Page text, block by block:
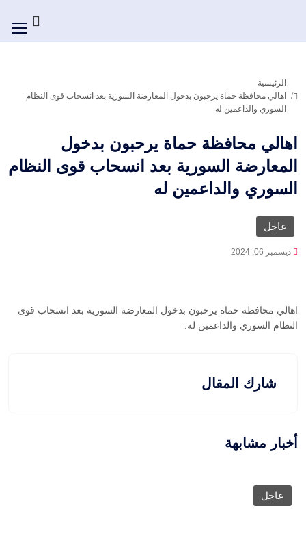
الرئيسية
اهالي محافظة حماة يرحبون بدخول المعارضة السورية بعد انسحاب قوى النظام
السوري والداعمين له
اهالي محافظة حماة يرحبون بدخول
المعارضة السورية بعد انسحاب قوى النظام
السوري والداعمين له
عاجل
ديسمبر 06, 2024
اهالي محافظة حماة يرحبون بدخول المعارضة السورية بعد انسحاب قوى
النظام السوري والداعمين له.
شارك المقال
أخبار مشابهة
عاجل